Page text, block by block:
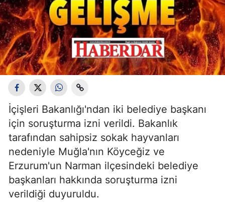
İçişleri Bakanlığı'ndan iki belediye başkanı
için soruşturma izni verildi. Bakanlık
tarafından sahipsiz sokak hayvanları
nedeniyle Muğla'nın Köyceğiz ve
Erzurum'un Narman ilçesindeki belediye
başkanları hakkında soruşturma izni
verildiği duyuruldu.